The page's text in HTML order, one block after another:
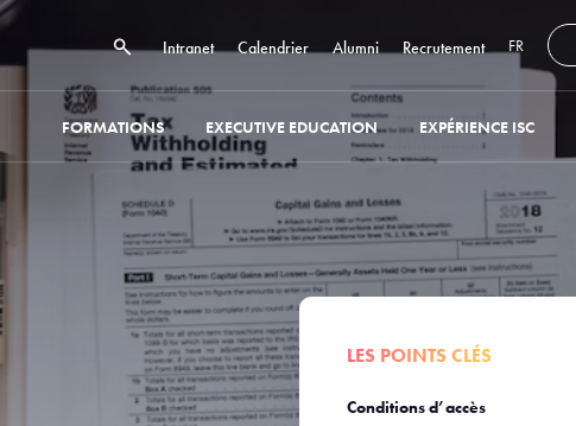
Intranet Calendrier Alumni Recrutement FR
FORMATIONS EXECUTIVE EDUCATION EXPÉRIENCE ISC
LES POINTS CLÉS
Conditions d’accès